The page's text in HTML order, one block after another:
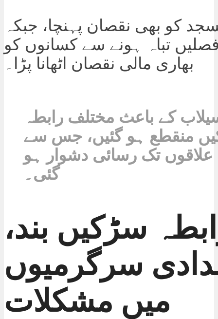
کو بھی نقصان پہنچا، جبکہ
تباہ ہونے سے کسانوں کو
بھاری مالی نقصان اٹھانا پڑا۔
کے باعث مختلف رابطہ
منقطع ہو گئیں، جس سے
علاقوں تک رسائی دشوار ہو
گئی۔
سڑکیں بند،
سرگرمیوں
میں مشکلات